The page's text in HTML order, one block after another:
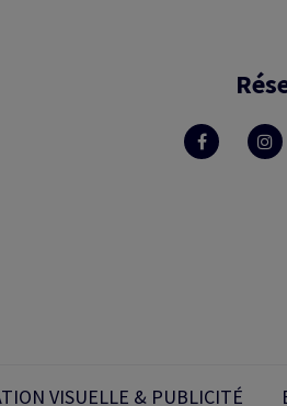
VISUELLE & PUBLICITÉ